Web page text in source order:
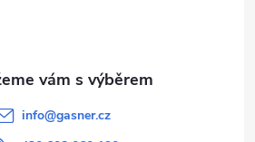
info@gasner.cz